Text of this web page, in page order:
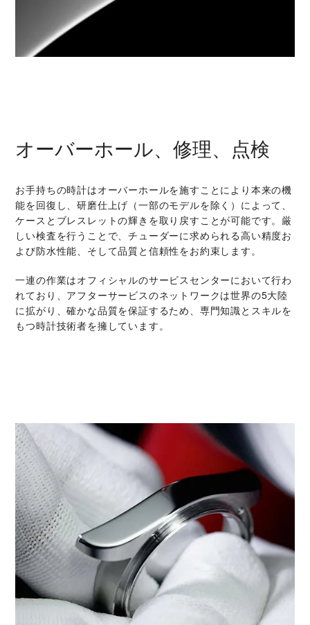
オーバーホール、修理、点検
お手持ちの時計はオーバーホールを施すことにより本来の機
能を回復し、研磨仕上げ（一部のモデルを除く）によって、
ケースとブレスレットの輝きを取り戻すことが可能です。厳
しい検査を行うことで、チューダーに求められる高い精度お
よび防水性能、そして品質と信頼性をお約束します。
一連の作業はオフィシャルのサービスセンターにおいて行わ
れており、アフターサービスのネットワークは世界の5大陸
に拡がり、確かな品質を保証するため、専門知識とスキルを
もつ時計技術者を擁しています。